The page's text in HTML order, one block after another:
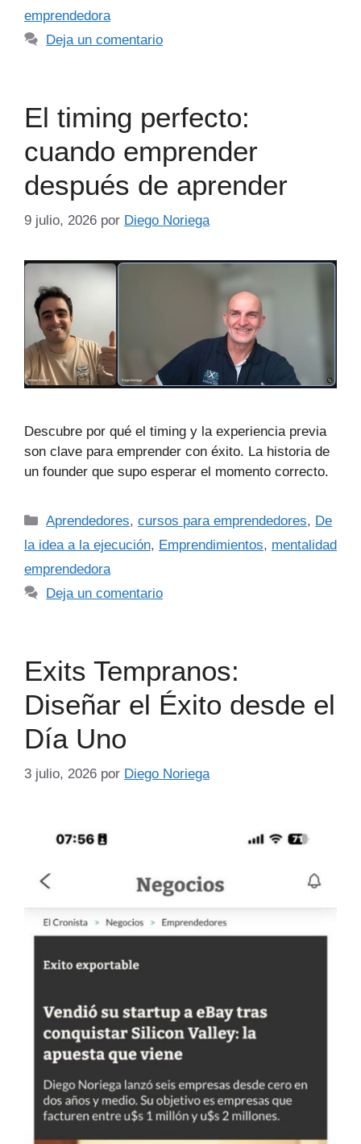
emprendedora
Deja un comentario
El timing perfecto:
cuando emprender
después de aprender
9 julio, 2026 por Diego Noriega
Descubre por qué el timing y la experiencia previa
son clave para emprender con éxito. La historia de
un founder que supo esperar el momento correcto.
Aprendedores,cursos para emprendedores, De
la idea a la ejecución, Emprendimientos, mentalidad
emprendedora
Deja un comentario
Exits Tempranos:
Diseñar el Éxito desde el
Día Uno
3 julio, 2026 por Diego Noriega